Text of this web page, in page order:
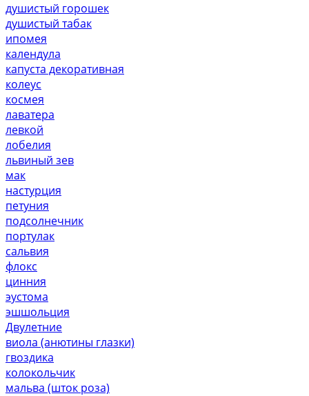
душистый горошек
душистый табак
ипомея
календула
капуста декоративная
колеус
космея
лаватера
левкой
лобелия
львиный зев
мак
настурция
петуния
подсолнечник
портулак
сальвия
флокс
цинния
эустома
эшшольция
Двулетние
виола (анютины глазки)
гвоздика
колокольчик
мальва (шток роза)